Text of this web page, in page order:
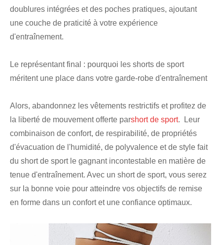
doublures intégrées et des poches pratiques, ajoutant
une couche de praticité à votre expérience
d'entraînement.
Le représentant final : pourquoi les shorts de sport
méritent une place dans votre garde-robe d'entraînement
Alors, abandonnez les vêtements restrictifs et profitez de
la liberté de mouvement offerte parshort de sport. Leur
combinaison de confort, de respirabilité, de propriétés
d'évacuation de l'humidité, de polyvalence et de style fait
du short de sport le gagnant incontestable en matière de
tenue d'entraînement. Avec un short de sport, vous serez
sur la bonne voie pour atteindre vos objectifs de remise
en forme dans un confort et une confiance optimaux.